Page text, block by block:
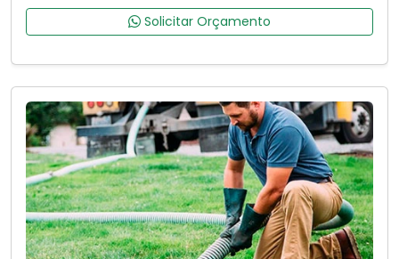
Solicitar Orçamento